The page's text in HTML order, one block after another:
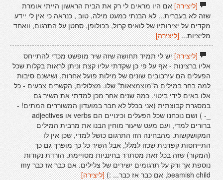
[ליצירה]אם היו מראים לי רק את הבית הראשון הייתי אומרת
שזה לא בעברית... לא הבנתי כמעט מילה, טוב , כנראה כי אין לי יידע
מקדים על יצירותיו של לואיס קרול, בכולופן, סחטן על התרגום, וואחד
מליציות... [ליצירה]
[ליצירה]יש לי תמיד תחושה שזה שיר מופשט מכדי להתייחס
אליו ברצינות - אף על פי כן שקדתי עליו קצת וניתן לראות בקלות שכל
הפעלים הם עירבובים שונים של מילות פועל אחרות, ושישנם סיבות
למה בחר במילים ה"מוצמצאות" שלו. מצלולים, הקשרים צבעים - כל
אלו באים לידי ביטוי. כמה שנים אחר מכן למדתי את השיר גם
במסגרת קבוצתית (אני בכלל לא חבר במועדון המשוררים המתים! -
_- ) ושם נוכחנו שכל הפעלים וכינויים הם verbs או adjectives
ברורים למדי, ועם מעט שיעור מוחין הבנו את מרבית המילים
המקושקשות. מהבחינה הזו התרגום כושל למדי, שכן אין לו
התייחסות קפדנית שכזו למלל, אבל השיר כל כך מופרך גם כך
(המקור) שזה בכל זאת מסתדר בחינניות מסויימת. הורדת נקודות
נוספת אך ורק על תרגומים ישירים של צלילים. אם כבר אז כבר my
beamish child, אם כבר אז כבר... :)
[ליצירה]